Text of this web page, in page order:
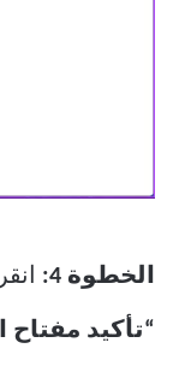
الخطوة 4:
“تأكيد مفتاح